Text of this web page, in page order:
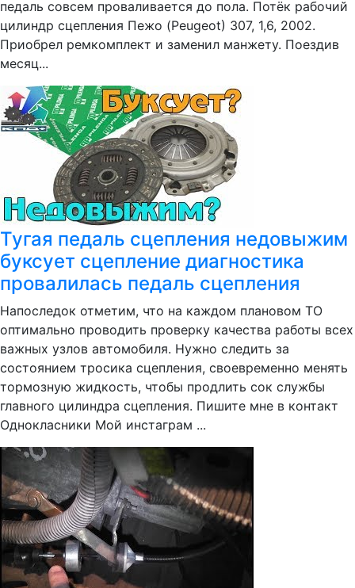
педаль совсем проваливается до пола. Потёк рабочий
цилиндр сцепления Пежо (Peugeot) 307, 1,6, 2002.
Приобрел ремкомплект и заменил манжету. Поездив
месяц...
Тугая педаль сцепления недовыжим
буксует сцепление диагностика
провалилась педаль сцепления
Напоследок отметим, что на каждом плановом ТО
оптимально проводить проверку качества работы всех
важных узлов автомобиля. Нужно следить за
состоянием тросика сцепления, своевременно менять
тормозную жидкость, чтобы продлить сок службы
главного цилиндра сцепления. Пишите мне в контакт
Однокласники Мой инстаграм ...